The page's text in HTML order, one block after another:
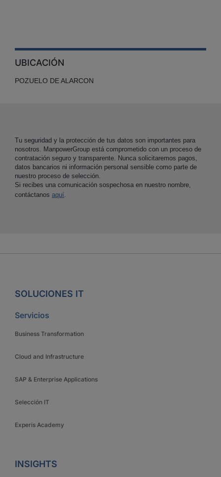
UBICACIÓN
POZUELO DE ALARCON
Tu seguridad y la protección de tus datos son importantes para
nosotros. ManpowerGroup está comprometido con un proceso de
contratación seguro y transparente. Nunca solicitaremos pagos,
datos bancarios ni información personal sensible como parte de
nuestro proceso de selección.
Si recibes una comunicación sospechosa en nuestro nombre,
contáctanos aquí.
SOLUCIONES IT
Servicios
Business Transformation
Cloud and Infrastructure
SAP & Enterprise Applications
Selección IT
Experis Academy
INSIGHTS